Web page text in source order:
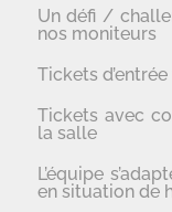
Un défi /
nos moniteurs
Tickets
Tickets avec
la salle
L’équipe
en situation de